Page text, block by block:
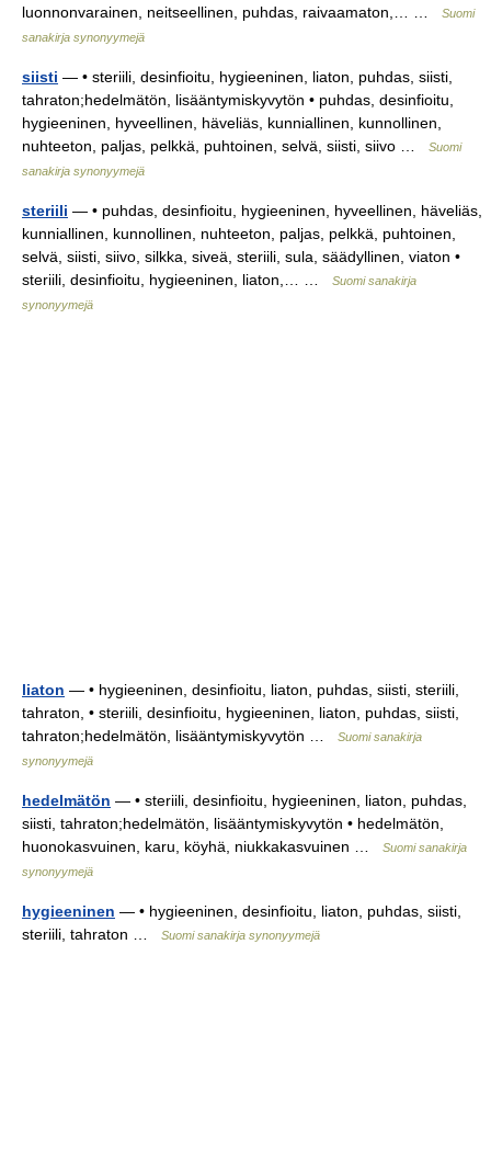
luonnonvarainen, neitseellinen, puhdas, raivaamaton,… …
Suomi
sanakirja synonyymejä
siisti — • steriili, desinfioitu, hygieeninen, liaton, puhdas, siisti,
tahraton;hedelmätön, lisääntymiskyvytön • puhdas, desinfioitu,
hygieeninen, hyveellinen, häveliäs, kunniallinen, kunnollinen,
nuhteeton, paljas, pelkkä, puhtoinen, selvä, siisti, siivo …
Suomi
sanakirja synonyymejä
steriili — • puhdas, desinfioitu, hygieeninen, hyveellinen, häveliäs,
kunniallinen, kunnollinen, nuhteeton, paljas, pelkkä, puhtoinen,
selvä, siisti, siivo, silkka, siveä, steriili, sula, säädyllinen, viaton •
steriili, desinfioitu, hygieeninen, liaton,… …
Suomi sanakirja
synonyymejä
liaton — • hygieeninen, desinfioitu, liaton, puhdas, siisti, steriili,
tahraton, • steriili, desinfioitu, hygieeninen, liaton, puhdas, siisti,
tahraton;hedelmätön, lisääntymiskyvytön …
Suomi sanakirja
synonyymejä
hedelmätön — • steriili, desinfioitu, hygieeninen, liaton, puhdas,
siisti, tahraton;hedelmätön, lisääntymiskyvytön • hedelmätön,
huonokasvuinen, karu, köyhä, niukkakasvuinen …
Suomi sanakirja
synonyymejä
hygieeninen — • hygieeninen, desinfioitu, liaton, puhdas, siisti,
steriili, tahraton …
Suomi sanakirja synonyymejä